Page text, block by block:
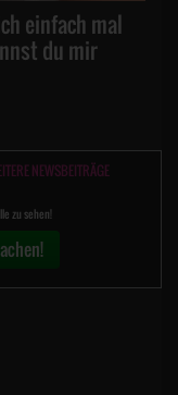
einfach mal
du mir
NEWSBEITRÄGE
zu sehen!